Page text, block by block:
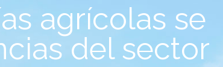
agrícolas se
del sector